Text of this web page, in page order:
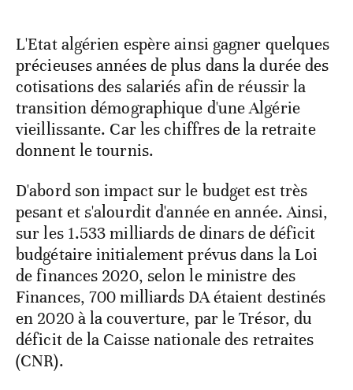
L'Etat algérien espère ainsi gagner quelques
précieuses années de plus dans la durée des
cotisations des salariés afin de réussir la
transition démographique d'une Algérie
vieillissante. Car les chiffres de la retraite
donnent le tournis.
D'abord son impact sur le budget est très
pesant et s'alourdit d'année en année. Ainsi,
sur les 1.533 milliards de dinars de déficit
budgétaire initialement prévus dans la Loi
de finances 2020, selon le ministre des
Finances, 700 milliards DA étaient destinés
en 2020 à la couverture, par le Trésor, du
déficit de la Caisse nationale des retraites
(CNR).